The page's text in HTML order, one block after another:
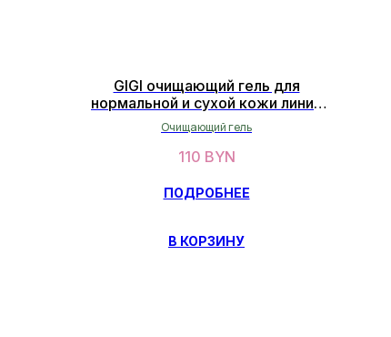
GIGI очищающий гель для
нормальной и сухой кожи линии
"Vitamin E" 250 мл
Очищающий гель
110 BYN
ПОДРОБНЕЕ
В КОРЗИНУ